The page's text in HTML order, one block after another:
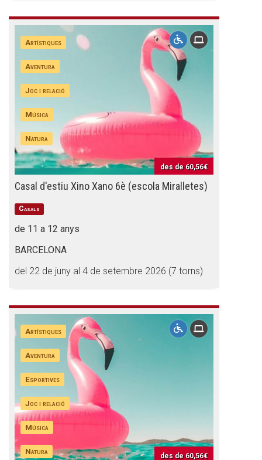
Artístiques
Aventura
Joc i relació
Música
Natura
des de 60,56€
Casal d'estiu Xino Xano 6è (escola Miralletes)
Casals
de 11 a 12 anys
BARCELONA
del 22 de juny al 4 de setembre 2026 (7 torns)
Artístiques
Aventura
Esportives
Joc i relació
Música
Natura des de 60,56€